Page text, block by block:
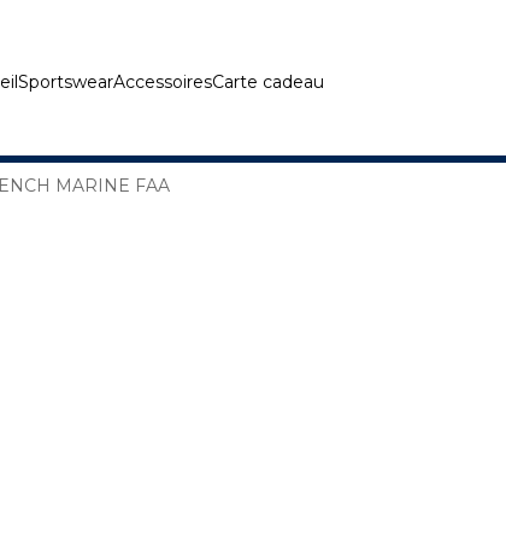
SportswearAccessoiresCarte cadeau
MARINE FAA